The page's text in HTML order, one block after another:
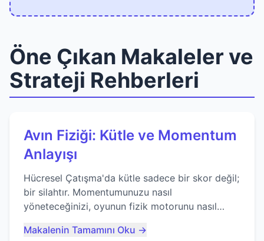
Öne Çıkan Makaleler ve
Strateji Rehberleri
Avın Fiziği: Kütle ve Momentum
Anlayışı
Hücresel Çatışma'da kütle sadece bir skor değil;
bir silahtır. Momentumunuzu nasıl
yöneteceğinizi, oyunun fizik motorunu nasıl
ustalaşacağınızı öğrenin...
Makalenin Tamamını Oku →